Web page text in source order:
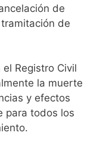
de
de
Registro Civil
la muerte
y efectos
para todos los